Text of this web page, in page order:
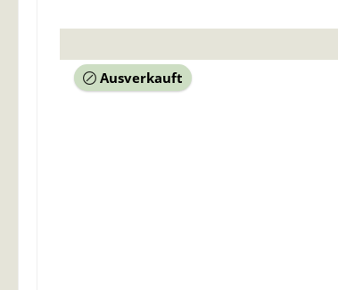
Ausverkauft